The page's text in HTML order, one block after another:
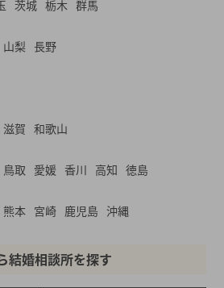
茨城 栃木 群馬
山梨 長野
滋賀 和歌山
鳥取 愛媛 香川 高知 徳島
熊本 宮崎 鹿児島 沖縄
結婚相談所を探す